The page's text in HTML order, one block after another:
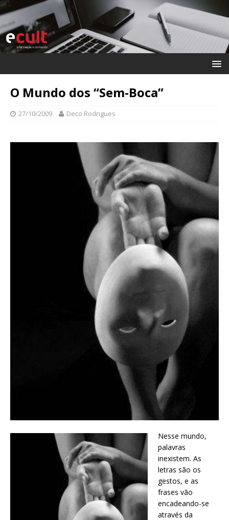
O Mundo dos “Sem-Boca”
27/10/2009 Deco Rodrigues
Nesse mundo,
palavras
inexistem. As
letras são os
gestos, e as
frases vão
encadeando-se
através da